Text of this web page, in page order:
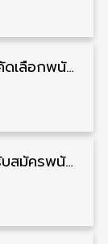
กรมสนับสนุนบริการสุขภาพ รับสมัครคัดเลือกพนักงานราชการ วุฒิ ปวส./ป.ตรี 13 อัตรา รับสมัคร 11 – 20 สิงหาคม
สำนักงานปลัดกระทรวงสาธารณสุข รับสมัครพนักงานราชการรูปแบบพิเศษ วุฒิ ปวส./ป.ตรี 102 อัตรา รับสมัคร 17 – 28 สิงหาคม